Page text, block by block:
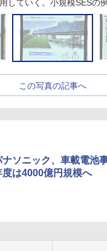
していく。小規模SESの例
この写真の記事へ
ナソニック、車載電池
度は4000億円規模へ